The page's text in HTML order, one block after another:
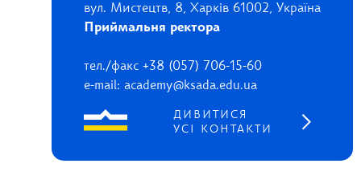
вул. Мистецтв, 8, Харків 61002, Україна
Приймальня ректора
тел./факс +38 (057) 706-15-60
e-mail: academy@ksada.edu.ua
ДИВИТИСЯ
УСІ КОНТАКТИ